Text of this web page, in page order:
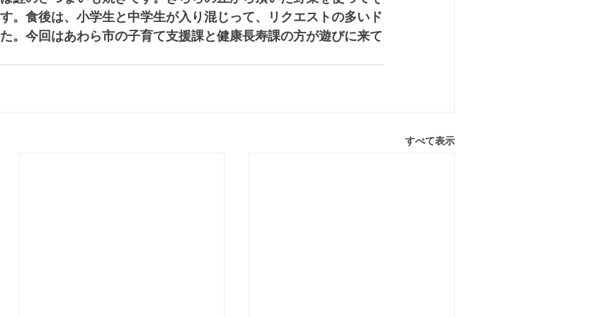
。食後は、小学生と中学生が入り混じって、リクエストの多いド
。今回はあわら市の子育て支援課と健康長寿課の方が遊びに来て
すべて表示